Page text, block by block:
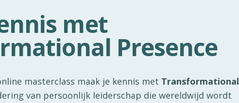
met
Presence
masterclass maak je kennis met Transformational
van persoonlijk leiderschap die wereldwijd wordt